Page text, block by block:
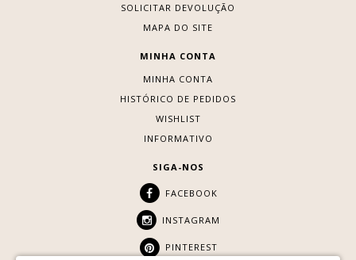
SOLICITAR DEVOLUÇÃO
MAPA DO SITE
MINHA CONTA
MINHA CONTA
HISTÓRICO DE PEDIDOS
WISHLIST
INFORMATIVO
SIGA-NOS
FACEBOOK
INSTAGRAM
PINTEREST